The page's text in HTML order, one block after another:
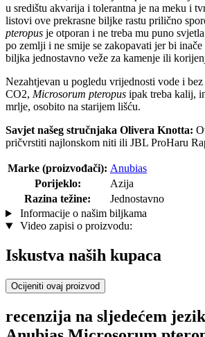
u središtu akvarija i tolerantna je na meku i
listovi ove prekrasne biljke rastu prilično
pteropus je otporan i ne treba mu puno
po zemlji i ne smije se zakopavati jer bi
biljka jednostavno veže za kamenje ili
Nezahtjevan u pogledu vrijednosti vode i
CO2, Microsorum pteropus ipak treba kalij,
mrlje, osobito na starijem lišću.
Savjet našeg stručnjaka Olivera Knotta:
pričvrstiti najlonskom niti ili JBL ProHaru
Marke (proizvođači): Anubias
Porijeklo:
Azija
Razina težine:
Jednostavno
Informacije o našim biljkama
Video zapisi o proizvodu:
Iskustva naših kupaca
Ocijeniti ovaj proizvod
recenzija na sljedećem